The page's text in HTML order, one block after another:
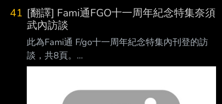
ATK 11848 五星殺中段的HP和第二高ATK 屬
性：人之力、秩序、惡、所愛之人、七騎士的從
者 [卡片及隱藏數值] BBAAQ，B卡4hit，A卡
4hit，Q卡5hit，Ex 5hit NP率0.49%，星星發生
率25.6% [保有技能] 天使の肉体 A [CD1
41 [翻譯] Fami通FGO十一周年紀念特集奈須
武內訪談
此為Fami通 F/go十一周年紀念特集內刊登的訪
談，共8頁。
https://i.meee.com.tw/gcCUGu8.webp 本篇是筆
無任何營利要素。 不過這始終是小組成員的共